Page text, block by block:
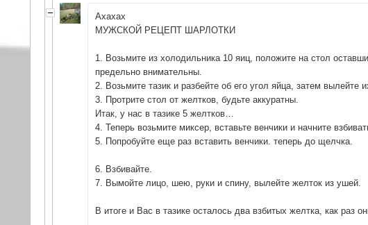
Ахахах
МУЖСКОЙ РЕЦЕПТ ШАРЛОТКИ
1. Возьмите из холодильника 10 яиц, положите на стол
предельно внимательны.
2. Возьмите тазик и разбейте об его угол яйца, затем вылейте
3. Протрите стол от желтков, будьте аккуратны.
Итак, у нас в тазике 5 желтков…
4. Теперь возьмите миксер, вставьте венчики и начните
5. Попробуйте еще раз вставить венчики. теперь до щелчка.
6. Взбивайте.
7. Вымойте лицо, шею, руки и спину, вылейте желток из ушей.
В итоге и Вас в тазике осталось два взбитых желтка, как раз